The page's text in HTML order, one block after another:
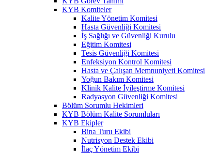
KYB Komiteler
Kalite Yönetim Komitesi
Hasta Güvenliği Komitesi
İş Sağlığı ve Güvenliği Kurulu
Eğitim Komitesi
Tesis Güvenliği Komitesi
Enfeksiyon Kontrol Komitesi
Hasta ve Çalışan Memnuniyeti Komitesi
Yoğun Bakım Komitesi
Klinik Kalite İyileştirme Komitesi
Radyasyon Güvenliği Komitesi
Bölüm Sorumlu Hekimleri
KYB Bölüm Kalite Sorumluları
KYB Ekipler
Bina Turu Ekibi
Nutrisyon Destek Ekibi
İlaç Yönetim Ekibi